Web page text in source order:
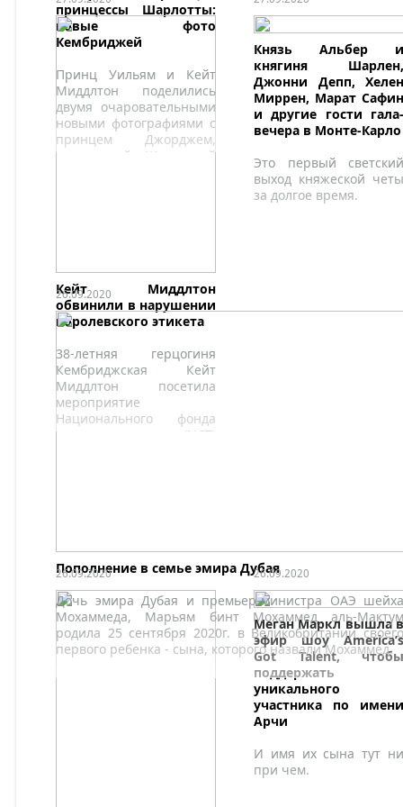
принцессы Шарлотты:
новые фото
Кембриджей
Принц Уильям и Кейт
Миддлтон поделились
двумя очаровательными
новыми фотографиями с
принцем Джорджем,
принцессой Шарлоттой
Кейт Миддлтон
обвинили в нарушении
королевского этикета
38-летняя герцогиня
Кембриджская Кейт
Миддлтон посетила
мероприятие
Национального фонда
родовспоможения (NCT)
Князь Альбер и
княгиня Шарлен,
Джонни Депп, Хелен
Миррен, Марат Сафин
и другие гости гала-
вечера в Монте-Карло
Это первый светский
выход княжеской четы
за долгое время.
26.09.2020
Пополнение в семье эмира Дубая
Дочь эмира Дубая и премьер-министра ОАЭ шейха
Мохаммеда, Марьям бинт Мохаммед аль-Мактум
родила 25 сентября 2020г. в Великобритании своего
первого ребенка - сына, которого назвали Мохаммед.
26.09.2020 26.09.2020
Меган Маркл вышла в
эфир шоу America’s
Got Talent, чтобы
поддержать
уникального
участника по имени
Арчи
И имя их сына тут ни
при чем.